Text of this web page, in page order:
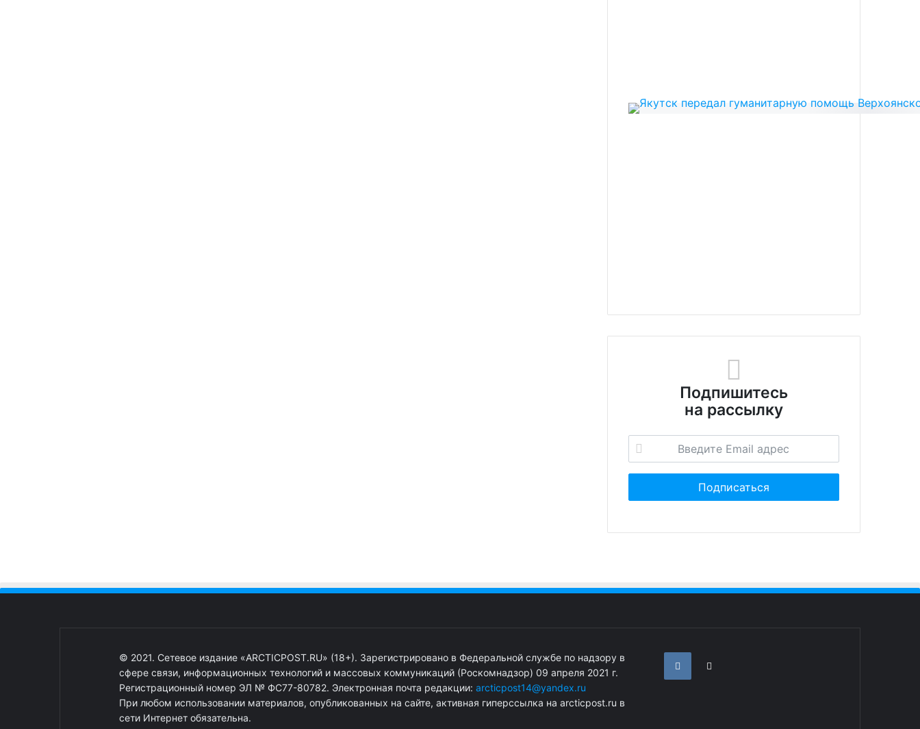
Подпишитесь
на рассылку
© 2021. Сетевое издание «ARCTICPOST.RU» (18+). Зарегистрировано в Федеральной службе по надзору в
сфере связи, информационных технологий и массовых коммуникаций (Роскомнадзор) 09 апреля 2021 г.
Регистрационный номер ЭЛ № ФС77-80782. Электронная почта редакции: arcticpost14@yandex.ru
При любом использовании материалов, опубликованных на сайте, активная гиперссылка на arcticpost.ru в
сети Интернет обязательна.